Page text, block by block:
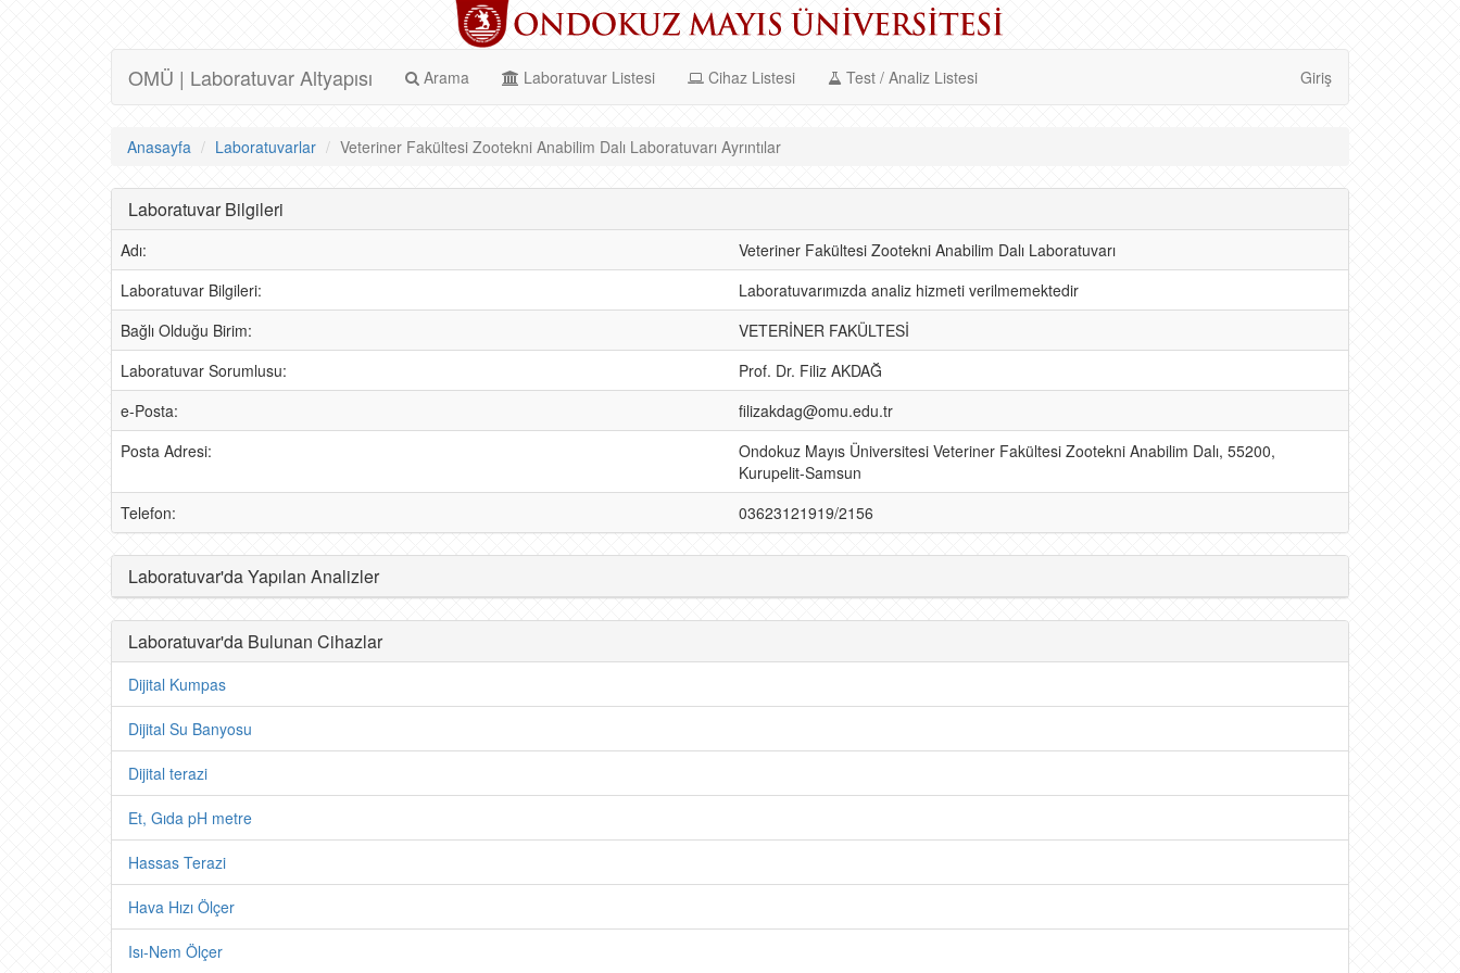
OMÜ | Laboratuvar Altyapısı Arama Laboratuvar Listesi Cihaz Listesi Test / Analiz Listesi Giriş
Anasayfa Laboratuvarlar Veteriner Fakültesi Zootekni Anabilim Dalı Laboratuvarı Ayrıntılar
Laboratuvar Bilgileri
Adı:
Veteriner Fakültesi Zootekni Anabilim Dalı Laboratuvarı
Laboratuvar Bilgileri:
Laboratuvarımızda analiz hizmeti verilmemektedir
Bağlı Olduğu Birim:
VETERİNER FAKÜLTESİ
Laboratuvar Sorumlusu:
Prof. Dr. Filiz AKDAĞ
e-Posta:
filizakdag@omu.edu.tr
Posta Adresi:
Ondokuz Mayıs Üniversitesi Veteriner Fakültesi Zootekni Anabilim Dalı, 55200,
Kurupelit-Samsun
Telefon:
03623121919/2156
Laboratuvar'da Yapılan Analizler
Laboratuvar'da Bulunan Cihazlar
Dijital Kumpas
Dijital Su Banyosu
Dijital terazi
Et, Gıda pH metre
Hassas Terazi
Hava Hızı Ölçer
Isı-Nem Ölçer